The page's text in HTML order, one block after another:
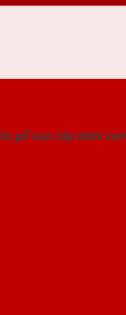
gỗ cao cấp nhất